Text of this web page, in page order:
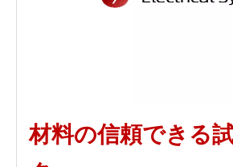
材料の信頼できる